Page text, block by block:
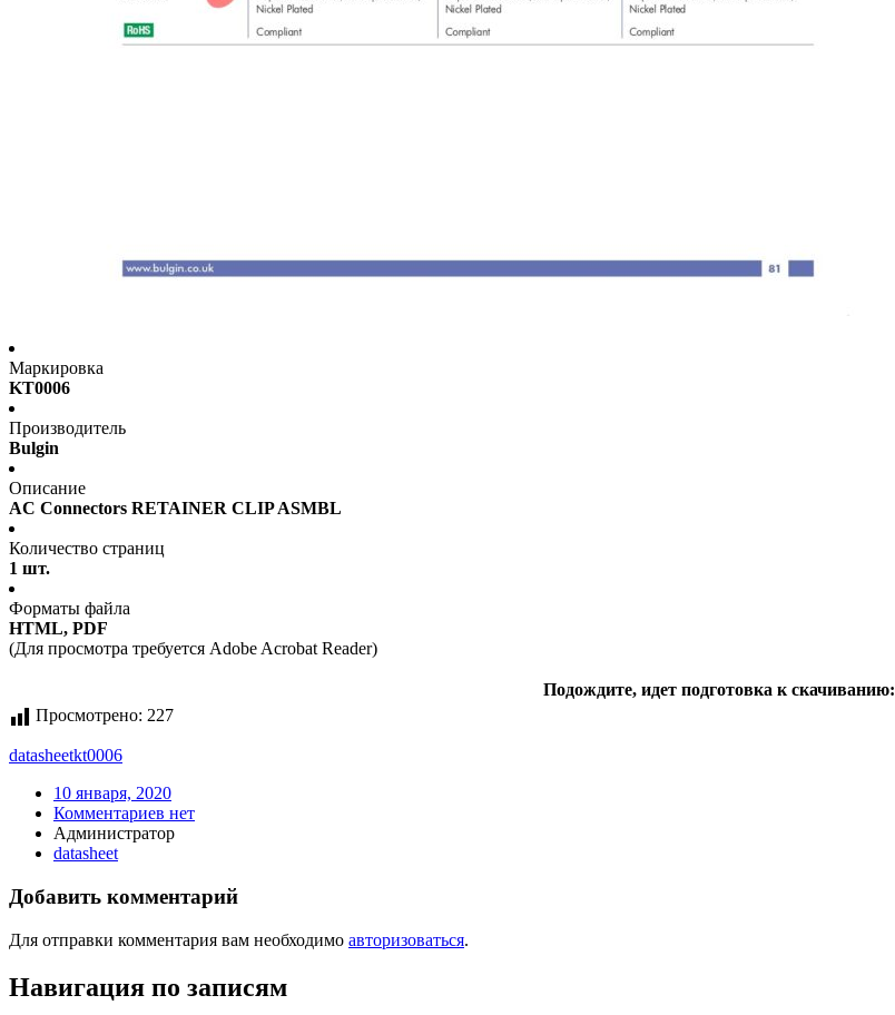
Маркировка
KT0006
Производитель
Bulgin
Описание
AC Connectors RETAINER CLIP ASMBL
Количество страниц
1 шт.
Форматы файла
HTML, PDF
(Для просмотра требуется Adobe Acrobat Reader)
Подождите, идет подготовка к скачиванию:
Просмотрено: 227
datasheetkt0006
10 января, 2020
Комментариев нет
Администратор
datasheet
Добавить комментарий
Для отправки комментария вам необходимо авторизоваться.
Навигация по записям